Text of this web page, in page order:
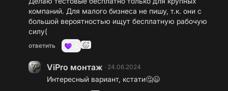
компаний. Для малого бизнеса не пишу, т.к. они с
большой вероятностью ищут бесплатную рабочую
силу(
ответить
ViPro монтаж · 24.06.2024
Интересный вариант, кстати🤔😉